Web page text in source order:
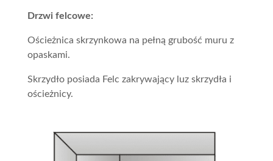
Drzwi felcowe:
Ościeżnica skrzynkowa na pełną grubość muru z
opaskami.
Skrzydło posiada Felc zakrywający luz skrzydła i
ościeżnicy.